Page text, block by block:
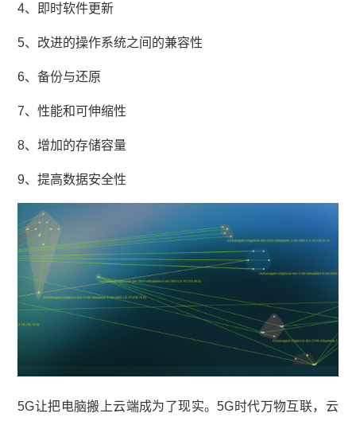
4、即时软件更新
5、改进的操作系统之间的兼容性
6、备份与还原
7、性能和可伸缩性
8、增加的存储容量
9、提高数据安全性
5G让把电脑搬上云端成为了现实。5G时代万物互联，云